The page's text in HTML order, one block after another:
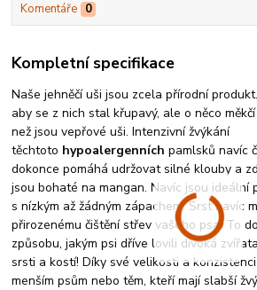
Komentáře 0
Kompletní specifikace
Naše jehněčí uši jsou zcela přírodní
aby se z nich stal křupavý, ale o něco
než jsou vepřové uši. Intenzivní žvýkání
těchtoto hypoalergenních pamlsků navíc
dokonce pomáhá udržovat silné klouby a
jsou bohaté na mangan. Navíc jsou ideální
s nízkým až žádným zápachem. Srst navíc
přirozenému čištění střev vašeho psa! To
způsobu, jakým psi dříve lovili divoká
srsti a kostí! Díky své velikosti a
menším psům nebo těm, kteří mají slabší